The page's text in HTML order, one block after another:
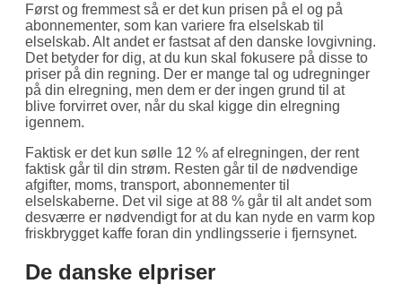
Først og fremmest så er det kun prisen på el og på
abonnementer, som kan variere fra elselskab til
elselskab. Alt andet er fastsat af den danske lovgivning.
Det betyder for dig, at du kun skal fokusere på disse to
priser på din regning. Der er mange tal og udregninger
på din elregning, men dem er der ingen grund til at
blive forvirret over, når du skal kigge din elregning
igennem.
Faktisk er det kun sølle 12 % af elregningen, der rent
faktisk går til din strøm. Resten går til de nødvendige
afgifter, moms, transport, abonnementer til
elselskaberne. Det vil sige at 88 % går til alt andet som
desværre er nødvendigt for at du kan nyde en varm kop
friskbrygget kaffe foran din yndlingsserie i fjernsynet.
De danske elpriser